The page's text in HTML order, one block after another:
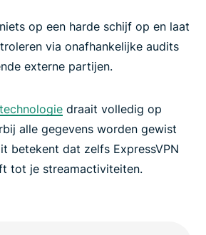
op een harde schijf op en laat
via onafhankelijke audits
externe partijen.
draait volledig op
alle gegevens worden gewist
betekent dat zelfs ExpressVPN
tot je streamactiviteiten.